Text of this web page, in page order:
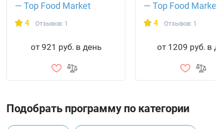
— Top Food Market
4 Отзывов: 1
от 921 руб. в день
— Top Food Market
4 Отзывов: 1
от 1209 руб. в
Подобрать программу по категории